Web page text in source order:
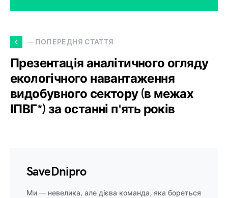
— ПОПЕРЕДНЯ СТАТТЯ
Презентація аналітичного огляду
екологічного навантаження
видобувного сектору (в межах
ІПВГ*) за останні п'ять років
SaveDnipro
Ми — невелика, але дієва команда, яка бореться